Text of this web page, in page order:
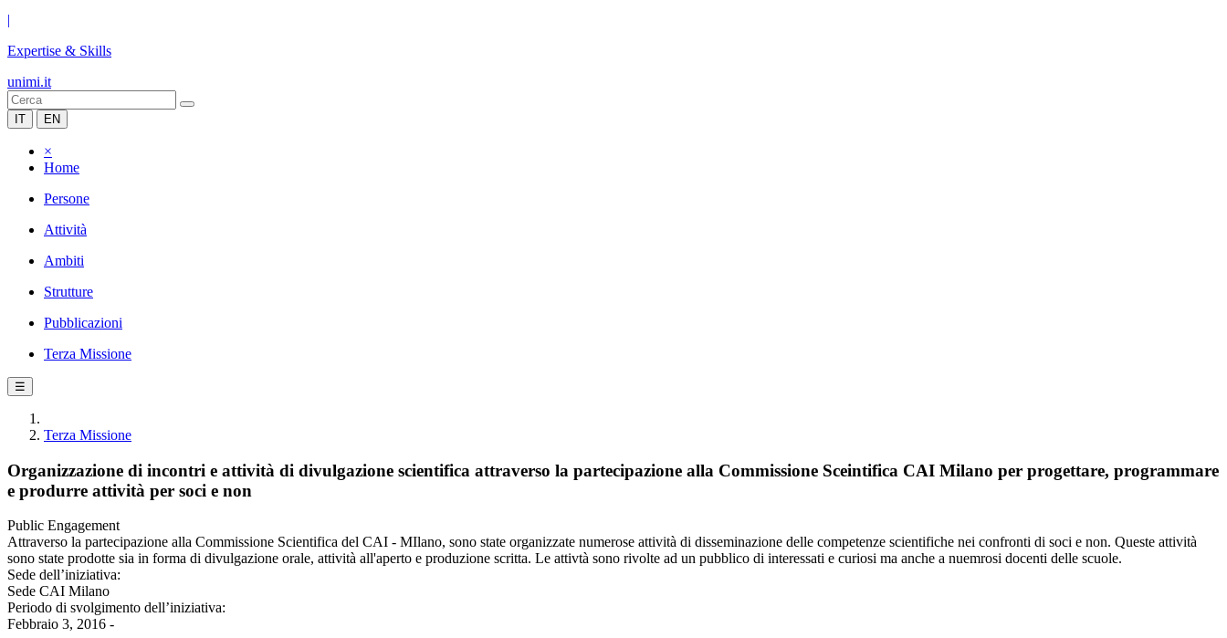
|
Expertise & Skills
unimi.it
IT EN
×
Home
Persone
Attività
Ambiti
Strutture
Pubblicazioni
Terza Missione
☰
Terza Missione
Organizzazione di incontri e attività di divulgazione scientifica attraverso la partecipazione alla Commissione Sceintifica CAI Milano per progettare, programmare
e produrre attività per soci e non
Public Engagement
Attraverso la partecipazione alla Commissione Scientifica del CAI - MIlano, sono state organizzate numerose attività di disseminazione delle competenze scientifiche nei confronti di soci e non. Queste attività
sono state prodotte sia in forma di divulgazione orale, attività all'aperto e produzione scritta. Le attivtà sono rivolte ad un pubblico di interessati e curiosi ma anche a nuemrosi docenti delle scuole.
Sede dell’iniziativa:
Sede CAI Milano
Periodo di svolgimento dell’iniziativa:
Febbraio 3, 2016 -